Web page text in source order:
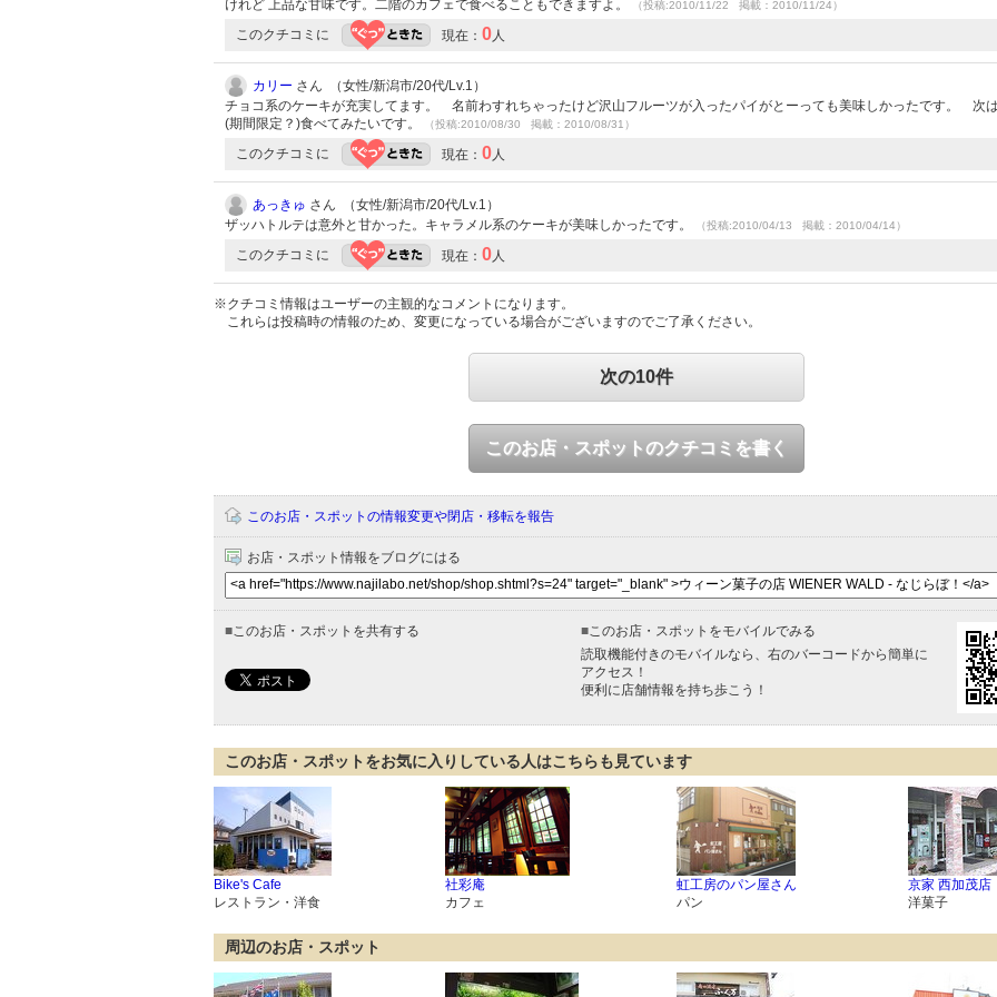
けれど 上品な甘味です。二階のカフェで食べることもできますよ。 （投稿:2010/11/22 掲載：2010/11/24）
このクチコミに 現在： 0 人
カリー さん （女性/新潟市/20代/Lv.1）
チョコ系のケーキが充実してます。 名前わすれちゃったけど沢山フルーツが入ったパイがとーっても美味しかったです。 次
(期間限定？)食べてみたいです。
（投稿:2010/08/30 掲載：2010/08/31）
このクチコミに 現在： 0 人
あっきゅ さん （女性/新潟市/20代/Lv.1）
ザッハトルテは意外と甘かった。キャラメル系のケーキが美味しかったです。
（投稿:2010/04/13 掲載：2010/04/14）
このクチコミに 現在： 0 人
※クチコミ情報はユーザーの主観的なコメントになります。
これらは投稿時の情報のため、変更になっている場合がございますのでご了承ください。
次の10件
このお店・スポットのクチコミを書く
このお店・スポットの情報変更や閉店・移転を報告
お店・スポット情報をブログにはる
■ このお店・スポットを共有する ■ このお店・スポットをモバイルでみる
読取機能付きのモバイルなら、右のバーコードから簡単に
アクセス！
便利に店舗情報を持ち歩こう！
このお店・スポットをお気に入りしている人はこちらも見ています
Bike's Cafe
レストラン・洋食
社彩庵
カフェ
虹工房のパン屋さん
パン
京家 西加茂店
洋菓子
周辺のお店・スポット